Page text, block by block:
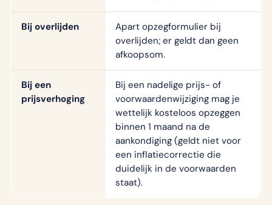
Bij overlijden
Apart opzegformulier bij
overlijden; er geldt dan geen
afkoopsom.
Bij een
prijsverhoging
Bij een nadelige prijs- of
voorwaardenwijziging mag je
wettelijk kosteloos opzeggen
binnen 1 maand na de
aankondiging (geldt niet voor
een inflatiecorrectie die
duidelijk in de voorwaarden
staat).